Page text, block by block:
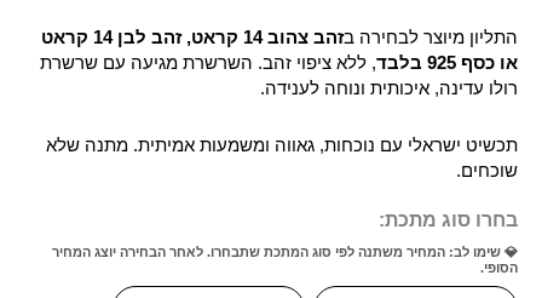
התליון מיוצר לבחירה ב
זהב צהוב 14 קראט, זהב לבן 14 קראט
או כסף 925 בלבד
, ללא ציפוי זהב. השרשרת מגיעה עם שרשרת
רולו עדינה, איכותית ונוחה לענידה.
תכשיט ישראלי עם נוכחות, גאווה ומשמעות אמיתית. מתנה שלא
שוכחים.
בחרו סוג מתכת:
💎 שימו לב: המחיר משתנה לפי סוג המתכת שתבחרו. לאחר הבחירה יוצג המחיר
הסופי.